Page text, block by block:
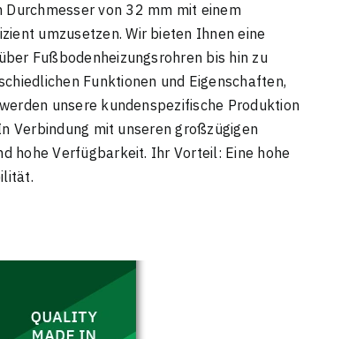
Durchmesser von 32 mm mit einem
umzusetzen. Wir bieten Ihnen eine
Fußbodenheizungsrohren bis hin zu
Funktionen und Eigenschaften,
unsere kundenspezifische Produktion
Verbindung mit unseren großzügigen
hohe Verfügbarkeit. Ihr Vorteil: Eine hohe